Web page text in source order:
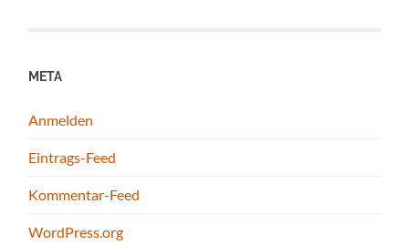
META
Anmelden
Eintrags-Feed
Kommentar-Feed
WordPress.org